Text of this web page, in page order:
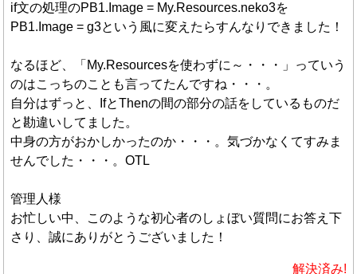
if文の処理のPB1.Image = My.Resources.neko3を
PB1.Image = g3という風に変えたらすんなりできました！
なるほど、「My.Resourcesを使わずに～・・・」っていう
のはこっちのことも言ってたんですね・・・。
自分はずっと、IfとThenの間の部分の話をしているものだ
と勘違いしてました。
中身の方がおかしかったのか・・・。気づかなくてすみま
せんでした・・・。OTL
管理人様
お忙しい中、このような初心者のしょぼい質問にお答え下
さり、誠にありがとうございました！
解決済み!